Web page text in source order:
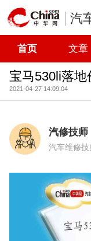
汽
首页 文章
宝马530li落地
2021-04-27 14:09:04
汽修技师
汽车维修技